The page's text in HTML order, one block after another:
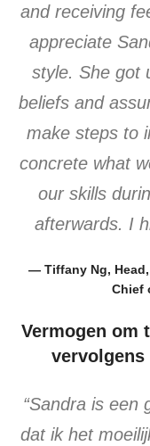
and receiving
appreciate
style. She got
beliefs and
make steps to
concrete what
our skills
afterwards. I
— Tiffany Ng,
Chief
Vermogen om
vervolgens
“Sandra is een
dat ik het